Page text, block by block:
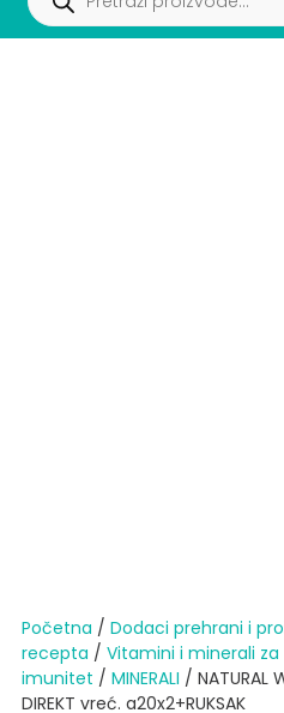
Početna / Dodaci prehrani i
recepta / Vitamini i minerali za
imunitet / MINERALI / NATURAL
DIREKT vreć. a20x2+RUKSAK